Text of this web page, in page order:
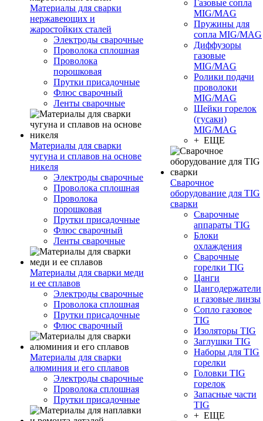
Материалы для сварки
нержавеющих и
жаростойких сталей
Электроды сварочные
Проволока сплошная
Проволока
порошковая
Прутки присадочные
Флюс сварочный
Ленты сварочные
Материалы для сварки
чугуна и сплавов на основе
никеля
Электроды сварочные
Проволока сплошная
Проволока
порошковая
Прутки присадочные
Флюс сварочный
Ленты сварочные
Материалы для сварки меди
и ее сплавов
Электроды сварочные
Проволока сплошная
Прутки присадочные
Флюс сварочный
Материалы для сварки
алюминия и его сплавов
Электроды сварочные
Проволока сплошная
Прутки присадочные
Газовые сопла
MIG/MAG
Пружины для
сопла MIG/MAG
Диффузоры
газовые
MIG/MAG
Ролики подачи
проволоки
MIG/MAG
Шейки горелок
(гусаки)
MIG/MAG
+ ЕЩЕ
Сварочное
оборудование для TIG
сварки
Сварочные
аппараты TIG
Блоки
охлаждения
Сварочные
горелки TIG
Цанги
Цангодержатели
и газовые линзы
Сопло газовое
TIG
Изоляторы TIG
Заглушки TIG
Наборы для TIG
горелки
Головки TIG
горелок
Запасные части
TIG
+ ЕЩЕ